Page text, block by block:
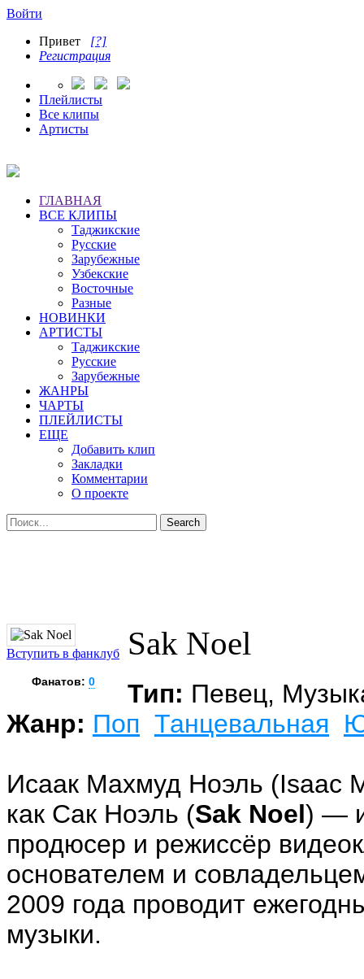
Войти
Привет [?]
Регистрация
Плейлисты
Все клипы
Артисты
ГЛАВНАЯ
ВСЕ КЛИПЫ
Таджикские
Русские
Зарубежные
Узбекские
Восточные
Разные
НОВИНКИ
АРТИСТЫ
Таджикские
Русские
Зарубежные
ЖАНРЫ
ЧАРТЫ
ПЛЕЙЛИСТЫ
ЕЩЕ
Добавить клип
Закладки
Комментарии
О проекте
Вступить в фанклуб
Фанатов: 0
Sak Noel
Тип: Певец,
Жанр: Поп Танцевальная
Исаак Махмуд Ноэль (Isaac
как Сак Ноэль (Sak Noel) —
продюсер и режиссёр
основателем и
2009 года проводит
музыки.